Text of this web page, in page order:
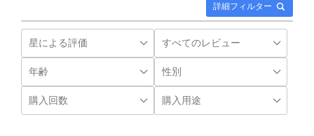
詳細フィルター